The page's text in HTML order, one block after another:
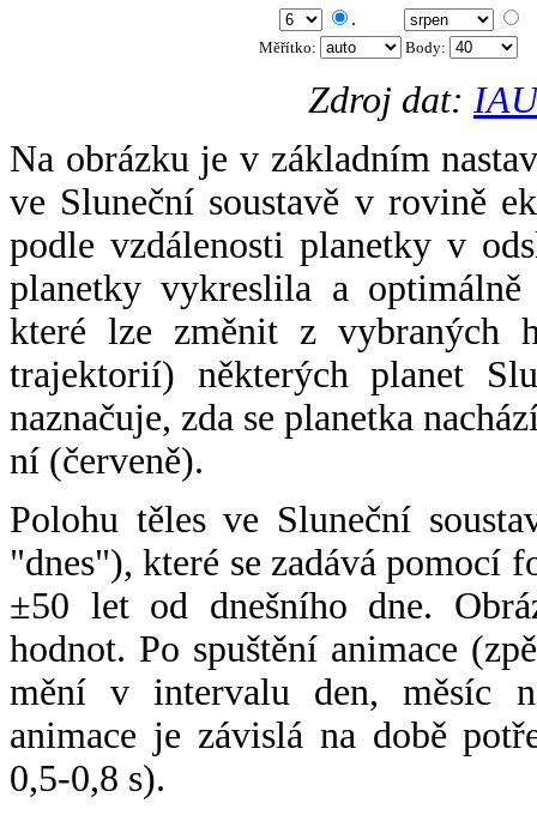
.
Měřítko: Body:
Zdroj dat:
Na obrázku je v základním
ve Sluneční soustavě v rovině
podle vzdálenosti planetky v
planetky vykreslila a
které lze změnit z vybraných
trajektorií) některých planet
naznačuje, zda se planetka
ní (červeně).
Polohu těles ve Sluneční
"dnes"), které se zadává pomocí
±50 let od dnešního dne.
hodnot. Po spuštění animace
mění v intervalu den, měsíc
animace je závislá na době
0,5-0,8 s).